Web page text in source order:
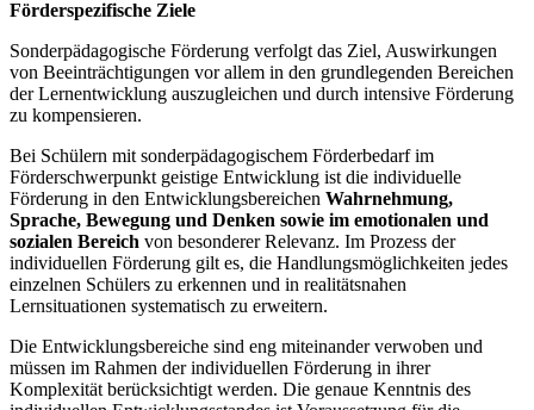
Förderspezifische Ziele
Sonderpädagogische Förderung verfolgt das Ziel, Auswirkungen
von Beeinträchtigungen vor allem in den grundlegenden Bereichen
der Lernentwicklung auszugleichen und durch intensive Förderung
zu kompensieren.
Bei Schülern mit sonderpädagogischem Förderbedarf im
Förderschwerpunkt geistige Entwicklung ist die individuelle
Förderung in den Entwicklungsbereichen Wahrnehmung,
Sprache, Bewegung und Denken sowie im emotionalen und
sozialen Bereich von besonderer Relevanz. Im Prozess der
individuellen Förderung gilt es, die Handlungsmöglichkeiten jedes
einzelnen Schülers zu erkennen und in realitätsnahen
Lernsituationen systematisch zu erweitern.
Die Entwicklungsbereiche sind eng miteinander verwoben und
müssen im Rahmen der individuellen Förderung in ihrer
Komplexität berücksichtigt werden. Die genaue Kenntnis des